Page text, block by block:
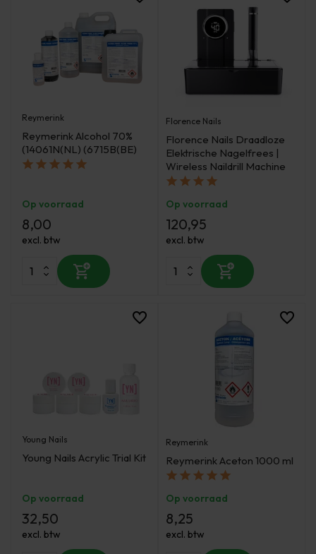
Reymerink
Reymerink Alcohol 70%
(14061N(NL) (6715B(BE)
Op voorraad
8,00
excl. btw
Florence Nails
Florence Nails Draadloze
Elektrische Nagelfrees |
Wireless Naildrill Machine
Op voorraad
120,95
excl. btw
Young Nails
Young Nails Acrylic Trial Kit
Op voorraad
32,50
excl. btw
Reymerink
Reymerink Aceton 1000 ml
Op voorraad
8,25
excl. btw